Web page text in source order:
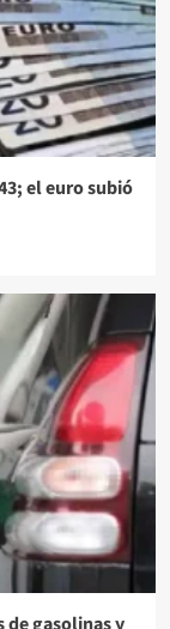
el euro subió
de gasolinas y